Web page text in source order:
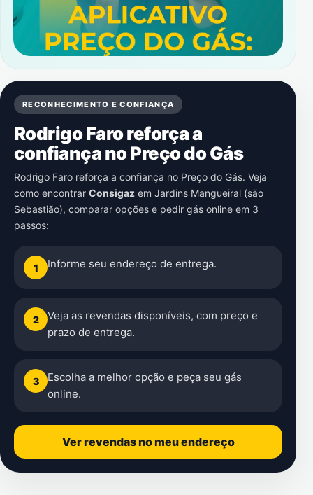
RECONHECIMENTO E CONFIANÇA
Rodrigo Faro reforça a
confiança no Preço do Gás
Rodrigo Faro reforça a confiança no Preço do Gás. Veja
como encontrar Consigaz em Jardins Mangueiral (são
Sebastião), comparar opções e pedir gás online em 3
passos:
1 Informe seu endereço de entrega.
2
Veja as revendas disponíveis, com preço e
prazo de entrega.
3
Escolha a melhor opção e peça seu gás
online.
Ver revendas no meu endereço